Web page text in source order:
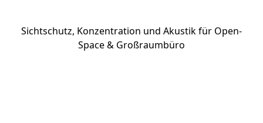
Sichtschutz, Konzentration und Akustik für Open-
Space & Großraumbüro